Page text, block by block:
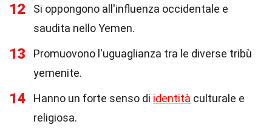
12
Si oppongono all'influenza occidentale e
saudita nello Yemen.
13
Promuovono l'uguaglianza tra le diverse tribù
yemenite.
14 Hanno un forte senso di identità culturale e
religiosa.